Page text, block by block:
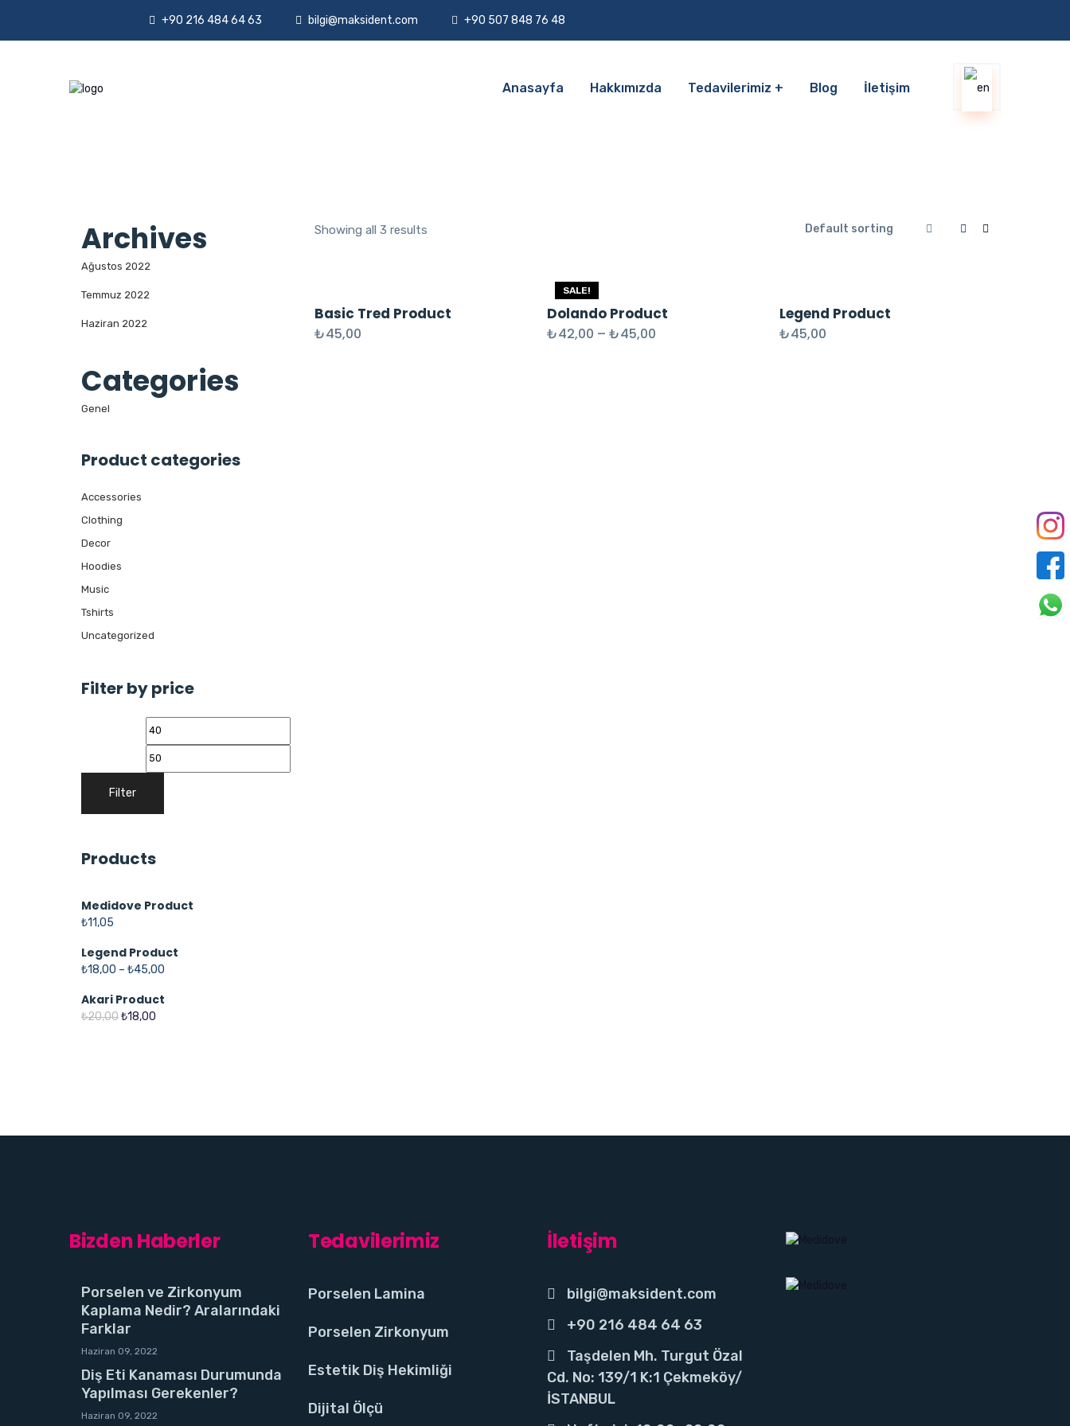
+90 216 484 64 63 bilgi@maksident.com +90 507 848 76 48
Anasayfa Hakkımızda Tedavilerimiz Blog İletişim
Archives
Ağustos 2022
Temmuz 2022
Haziran 2022
Categories
Genel
Product categories
Accessories
Clothing
Decor
Hoodies
Music
Tshirts
Uncategorized
Filter by price
Filter
Products
Medidove Product
₺11,05
Legend Product
₺18,00 – ₺45,00
Akari Product
₺20,00₺18,00
Showing all 3 results
Basic Tred Product
₺45,00
SALE!
Dolando Product
₺42,00 – ₺45,00
Legend Product
₺45,00
Bizden Haberler
Porselen ve Zirkonyum
Kaplama Nedir? Aralarındaki
Farklar
Haziran 09, 2022
Diş Eti Kanaması Durumunda
Yapılması Gerekenler?
Haziran 09, 2022
Tedavilerimiz
Porselen Lamina
Porselen Zirkonyum
Estetik Diş Hekimliği
Dijital Ölçü
İletişim
bilgi@maksident.com
+90 216 484 64 63
Taşdelen Mh. Turgut Özal
Cd. No: 139/1 K:1 Çekmeköy/
İSTANBUL